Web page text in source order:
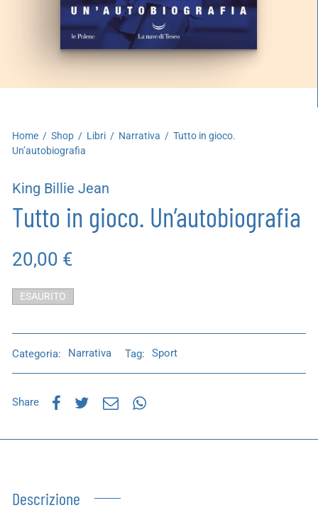
Home / Shop / Libri / Narrativa / Tutto in gioco.
Un’autobiografia
King Billie Jean
Tutto in gioco. Un’autobiografia
20,00 €
ESAURITO
Categoria: Narrativa Tag: Sport
Share
Descrizione